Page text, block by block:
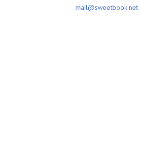
mail@sweetbook.net